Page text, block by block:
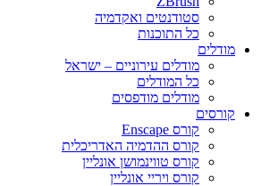
סטודנטים ואקדמיה
כל התוכנות
מודלים
מודלים עירוניים – ישראל
כל המודלים
מודלים מודפסים
קורסים
קורס Enscape
קורס ההדמיה האדריכלית
קורס טווינמושן אונליין
קורס ויריי אונליין